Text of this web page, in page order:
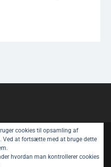
reserved.
Privatlivspolitik
cookies til opsamling af
Ved at fortsætte med at bruge dette
hvordan man kontrollerer cookies